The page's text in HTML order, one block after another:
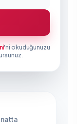
'ni okuduğunuzu